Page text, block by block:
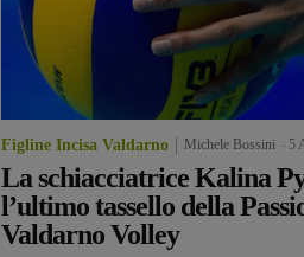
Figline Incisa Valdarno Michele Bossini 5
La schiacciatrice Kalina
l’ultimo tassello della
Valdarno Volley